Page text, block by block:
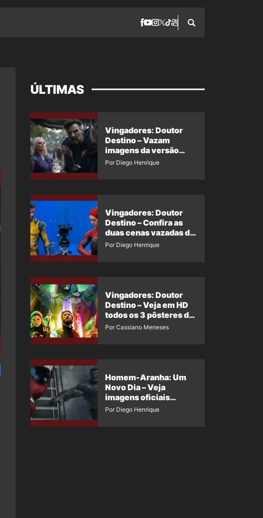
ÚLTIMAS
Vingadores: Doutor
Destino – Vazam
imagens da versão
maligna do Doutor
Por Diego Henrique
Vingadores: Doutor
Destino – Confira as
duas cenas vazadas do
Wolverine e o Homem-
Por Diego Henrique
Vingadores: Doutor
Destino – Veja em HD
todos os 3 pôsteres de
‘Doomsday’ + 1 imagem
Por Cassiano Meneses
Homem-Aranha: Um
Novo Dia – Veja
imagens oficiais
descartadas do Hulk
Por Diego Henrique